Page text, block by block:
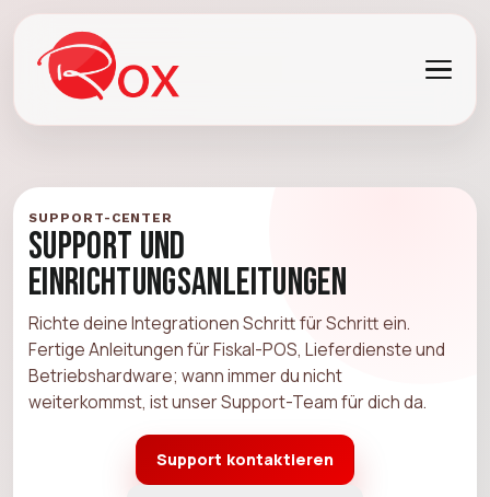
SUPPORT-CENTER
Support und
Einrichtungsanleitungen
Richte deine Integrationen Schritt für Schritt ein.
Fertige Anleitungen für Fiskal-POS, Lieferdienste und
Betriebshardware; wann immer du nicht
weiterkommst, ist unser Support-Team für dich da.
Support kontaktieren